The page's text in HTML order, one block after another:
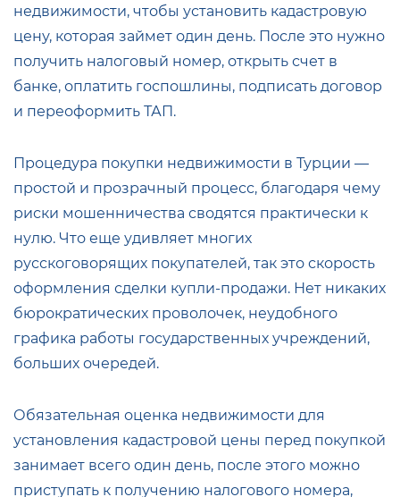
недвижимости, чтобы установить кадастровую
цену, которая займет один день. После это нужно
получить налоговый номер, открыть счет в
банке, оплатить госпошлины, подписать договор
и переоформить ТАП.
Процедура покупки недвижимости в Турции —
простой и прозрачный процесс, благодаря чему
риски мошенничества сводятся практически к
нулю. Что еще удивляет многих
русскоговорящих покупателей, так это скорость
оформления сделки купли-продажи. Нет никаких
бюрократических проволочек, неудобного
графика работы государственных учреждений,
больших очередей.
Обязательная оценка недвижимости для
установления кадастровой цены перед покупкой
занимает всего один день, после этого можно
приступать к получению налогового номера,